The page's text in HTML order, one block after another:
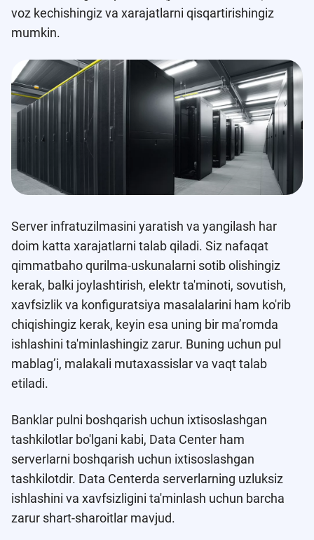
voz kechishingiz va xarajatlarni qisqartirishingiz
mumkin.
Server infratuzilmasini yaratish va yangilash har
doim katta xarajatlarni talab qiladi. Siz nafaqat
qimmatbaho qurilma-uskunalarni sotib olishingiz
kerak, balki joylashtirish, elektr ta'minoti, sovutish,
xavfsizlik va konfiguratsiya masalalarini ham ko'rib
chiqishingiz kerak, keyin esa uning bir ma’romda
ishlashini ta'minlashingiz zarur. Buning uchun pul
mablag’i, malakali mutaxassislar va vaqt talab
etiladi.
Banklar pulni boshqarish uchun ixtisoslashgan
tashkilotlar bo'lgani kabi, Data Center ham
serverlarni boshqarish uchun ixtisoslashgan
tashkilotdir. Data Centerda serverlarning uzluksiz
ishlashini va xavfsizligini ta'minlash uchun barcha
zarur shart-sharoitlar mavjud.